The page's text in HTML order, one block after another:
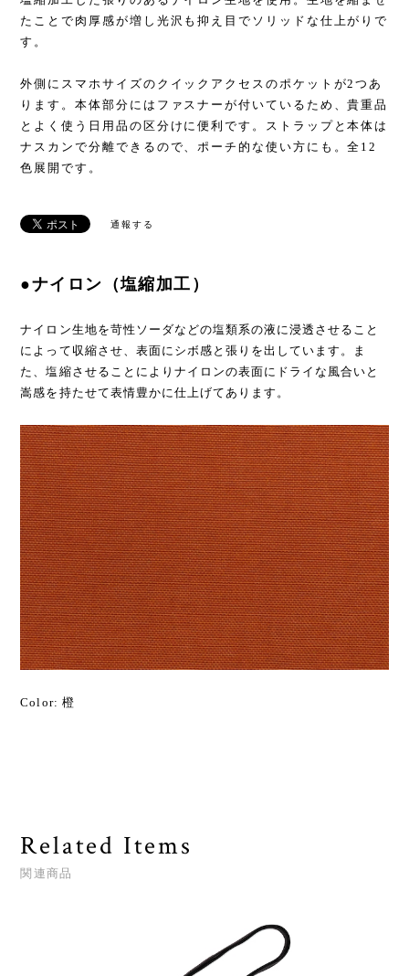
たことで肉厚感が増し光沢も抑え目でソリッドな仕上がりで
す。
外側にスマホサイズのクイックアクセスのポケットが2つあ
ります。本体部分にはファスナーが付いているため、貴重品
とよく使う日用品の区分けに便利です。ストラップと本体は
ナスカンで分離できるので、ポーチ的な使い方にも。全12
色展開です。
通報する
●ナイロン（塩縮加工）
ナイロン生地を苛性ソーダなどの塩類系の液に浸透させること
によって収縮させ、表面にシボ感と張りを出しています。ま
た、塩縮させることによりナイロンの表面にドライな風合いと
嵩感を持たせて表情豊かに仕上げてあります。
Color: 橙
Related Items
関連商品